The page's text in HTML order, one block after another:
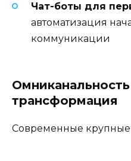
Чат-боты для
автоматизация
коммуникации
трансформация
Современные